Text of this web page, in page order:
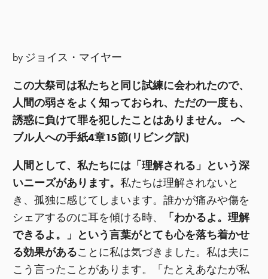
by ジョイス・マイヤー
この大祭司は私たちと同じ試練に会われたので、
人間の弱さをよく知っておられ、ただの一度も、
誘惑に負けて罪を犯したことはありません。 -ヘ
ブル人への手紙4章15節(リビング訳)
人間として、私たちには「理解される」という深
いニーズがあります。私たちは理解されないと
き、孤独に感じてしまいます。誰かが痛みや傷を
シェアするのに耳を傾ける時、
「わかるよ。理解
できるよ。」という言葉がとても心を落ち着かせ
る効果があることに私は気づきました。私は夫に
こう言ったことがあります。「たとえあなたが私